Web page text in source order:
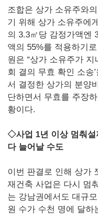
조합은 상가 소유주와
기 위해 상가 소유주에
의 3.3㎡당 감정가액엔
액의 55%를 적용하기
원은 “상가 소유주가 지
회 결의 무효 확인 소송
서 결정한 상가의 분양
단하면서 무효를 주장
황이다.
◇사업 1년 이상 멈춰
다 늘어날 수도
이번 판결로 인해 상가
재건축 사업은 다시 멈
는 강남권에서도 대규
원 수가 수천 명에 달하